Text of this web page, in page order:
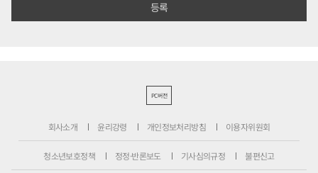
PC버전
회사소개 윤리강령 개인정보처리방침 이용자위원회
청소년보호정책 정정·반론보도 기사심의규정 불편신고